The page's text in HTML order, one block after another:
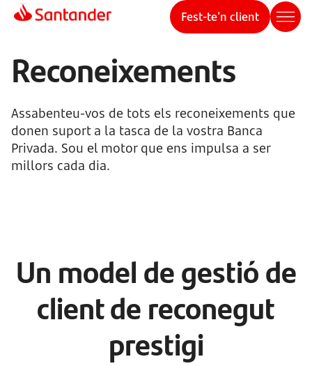
Fest-te'n client
Reconeixements
Assabenteu-vos de tots els reconeixements que
donen suport a la tasca de la vostra Banca
Privada. Sou el motor que ens impulsa a ser
millors cada dia.
Un model de gestió de
client de reconegut
prestigi